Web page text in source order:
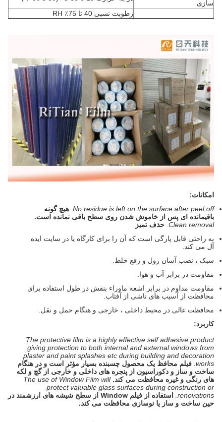
سازی
رطوبت نسبی 40 تا 75٪ RH
امکانات:
No residue is left on the surface after peel off. هیچ گونه
باقیمانده ای پس از خاموش شدن روی سطح باقی نمانده است.
Clean removal. حذف تمیز
به راحتی قابل پارگی است که آن را برای کارگاه یا در سایت ایده
آل می کند.
سبک ، نصب آسان رول و رفع خلط.
مقاومت در برابر آب و هوا.
مقاومت مداوم در برابر اشعه ماوراء بنفش در طول استفاده برای
محافظت از آسیب های ناشی از آفتاب.
محافظت عالی در محیط داخلی ، خارجی و هنگام حمل و نقل.
کاربرد:
The protective film is a highly effective self adhesive product
giving protection to both internal and external windows from
plaster and paint splashes etc during building and decoration
works. فیلم محافظ یک محصول چسبنده بسیار مؤثر است و در هنگام
ساخت و ساز و دکوراسیون از پنجره های داخلی و خارجی از گچ و لکه
های رنگی و غیره محافظت می کند. The use of Window Film will
protect valuable glass surfaces during construction or
renovations.
استفاده از فیلم Window از سطح شیشه های ارزشمند در
حین ساخت و ساز یا نوسازی محافظت می کند.